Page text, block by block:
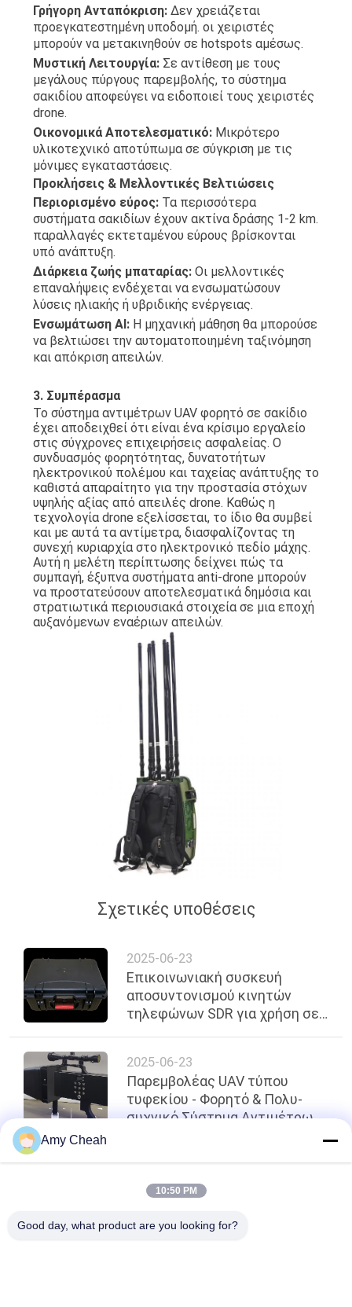
Γρήγορη Ανταπόκριση:Δεν χρειάζεται
προεγκατεστημένη υποδομή. οι χειριστές
μπορούν να μετακινηθούν σε hotspots αμέσως.
Μυστική Λειτουργία:Σε αντίθεση με τους
μεγάλους πύργους παρεμβολής, το σύστημα
σακιδίου αποφεύγει να ειδοποιεί τους χειριστές
drone.
Οικονομικά Αποτελεσματικό:Μικρότερο
υλικοτεχνικό αποτύπωμα σε σύγκριση με τις
μόνιμες εγκαταστάσεις.
Προκλήσεις & Μελλοντικές Βελτιώσεις
Περιορισμένο εύρος:Τα περισσότερα
συστήματα σακιδίων έχουν ακτίνα δράσης 1-2 km.
παραλλαγές εκτεταμένου εύρους βρίσκονται
υπό ανάπτυξη.
Διάρκεια ζωής μπαταρίας:Οι μελλοντικές
επαναλήψεις ενδέχεται να ενσωματώσουν
λύσεις ηλιακής ή υβριδικής ενέργειας.
Ενσωμάτωση AI:Η μηχανική μάθηση θα μπορούσε
να βελτιώσει την αυτοματοποιημένη ταξινόμηση
και απόκριση απειλών.
3. Συμπέρασμα
Το σύστημα αντιμέτρων UAV φορητό σε σακίδιο
έχει αποδειχθεί ότι είναι ένα κρίσιμο εργαλείο
στις σύγχρονες επιχειρήσεις ασφαλείας. Ο
συνδυασμός φορητότητας, δυνατοτήτων
ηλεκτρονικού πολέμου και ταχείας ανάπτυξης το
καθιστά απαραίτητο για την προστασία στόχων
υψηλής αξίας από απειλές drone. Καθώς η
τεχνολογία drone εξελίσσεται, το ίδιο θα συμβεί
και με αυτά τα αντίμετρα, διασφαλίζοντας τη
συνεχή κυριαρχία στο ηλεκτρονικό πεδίο μάχης.
Αυτή η μελέτη περίπτωσης δείχνει πώς τα
συμπαγή, έξυπνα συστήματα anti-drone μπορούν
να προστατεύσουν αποτελεσματικά δημόσια και
στρατιωτικά περιουσιακά στοιχεία σε μια εποχή
αυξανόμενων εναέριων απειλών.
Σχετικές υποθέσεις
2025-06-23
Επικοινωνιακή συσκευή
αποσυντονισμού κινητών
τηλεφώνων SDR για χρήση σε
2025-06-23
Παρεμβολέας UAV τύπου
τυφεκίου - Φορητό & Πολυ-
συχνικό Σύστημα Αντιμέτρων
κορυφή
Amy Cheah
10:50 PM
Good day, what product are you looking for?